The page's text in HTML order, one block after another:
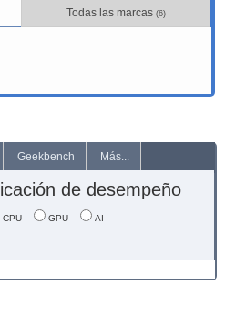
Todas las marcas(6)
Geekbench Más...
de desempeño
CPU GPU AI